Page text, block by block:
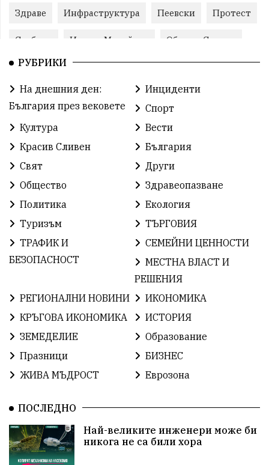
Здраве Инфраструктура Пеевски Протест
Свобода ИвелинМихайлов ОбщинаСливен
Карандила
РадостинВасилев ЛекаАтлетика МЕЧ
ХристоИлиев БългарскоЗемеделие
КироБрейка БългарскиСпорт София
земеделие
ИсторияНаБългария Иновации САЩ
БългарскаГордост Археология Твърдица
ОбщинаСливен Легенда Право
Хасково ВиКСливен
Правосъдие СелинКларънс България2025
ПътнаБезопасност
ПетърПетров Деца Обединение
РУБРИКИ
На днешния ден:
България през вековете
Инциденти
Спорт
Култура
Вести
Красив Сливен
България
Свят
Други
Общество
Здравеопазване
Политика
Екология
Туризъм
ТЪРГОВИЯ
ТРАФИК И
БЕЗОПАСНОСТ
СЕМЕЙНИ ЦЕННОСТИ
МЕСТНА ВЛАСТ И
РЕШЕНИЯ
РЕГИОНАЛНИ НОВИНИ
ИКОНОМИКА
КРЪГОВА ИКОНОМИКА
ИСТОРИЯ
ЗЕМЕДЕЛИЕ
Образование
Празници
БИЗНЕС
ЖИВА МЪДРОСТ
Еврозона
ПОСЛЕДНО
Най-великите инженери може би
никога не са били хора